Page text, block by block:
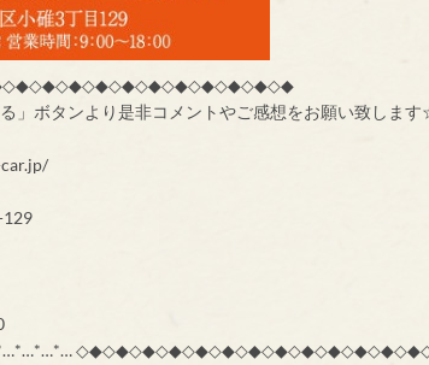
」ボタンより是非コメントやご感想をお願い致し
129